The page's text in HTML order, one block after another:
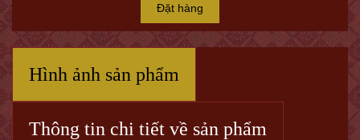
Đặt hàng
Hình ảnh sản phẩm
Thông tin chi tiết về sản phẩm